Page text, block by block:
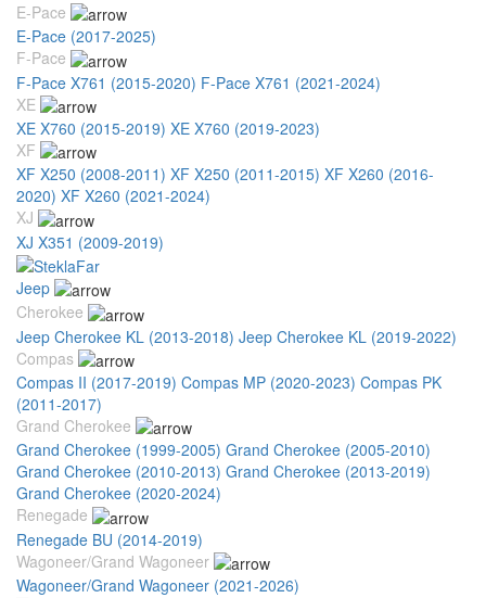
E-Pace
E-Pace (2017-2025)
F-Pace
F-Pace X761 (2015-2020) F-Pace X761 (2021-2024)
XE
XE X760 (2015-2019) XE X760 (2019-2023)
XF
XF X250 (2008-2011) XF X250 (2011-2015) XF X260 (2016-
2020) XF X260 (2021-2024)
XJ
XJ X351 (2009-2019)
Jeep
Cherokee
Jeep Cherokee KL (2013-2018) Jeep Cherokee KL (2019-2022)
Compas
Compas II (2017-2019) Compas MP (2020-2023) Compas PK
(2011-2017)
Grand Cherokee
Grand Cherokee (1999-2005) Grand Cherokee (2005-2010)
Grand Cherokee (2010-2013) Grand Cherokee (2013-2019)
Grand Cherokee (2020-2024)
Renegade
Renegade BU (2014-2019)
Wagoneer/Grand Wagoneer
Wagoneer/Grand Wagoneer (2021-2026)